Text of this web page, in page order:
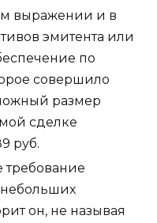
выражении и в
эмитента или
по
совершило
размер
сделке
руб.
требование
он, не называя